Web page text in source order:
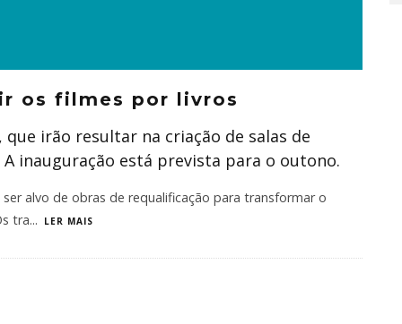
os filmes por livros
irão resultar na criação de salas de
inauguração está prevista para o outono.
alvo de obras de requalificação para transformar o
tra... LER MAIS